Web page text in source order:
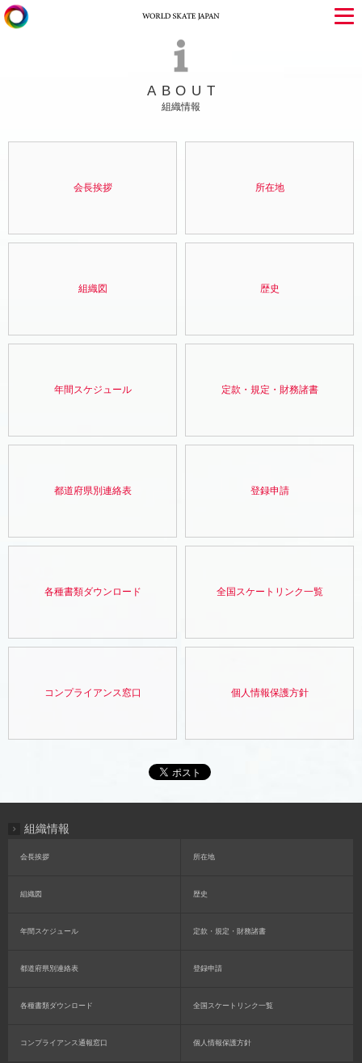
ABOUT
組織情報
会長挨拶 所在地
組織図 歴史
年間スケジュール 定款・規定・財務諸書
都道府県別連絡表 登録申請
各種書類ダウンロード 全国スケートリンク一覧
コンプライアンス窓口 個人情報保護方針
組織情報
会長挨拶 所在地
組織図 歴史
年間スケジュール 定款・規定・財務諸書
都道府県別連絡表 登録申請
各種書類ダウンロード 全国スケートリンク一覧
コンプライアンス通報窓口 個人情報保護方針